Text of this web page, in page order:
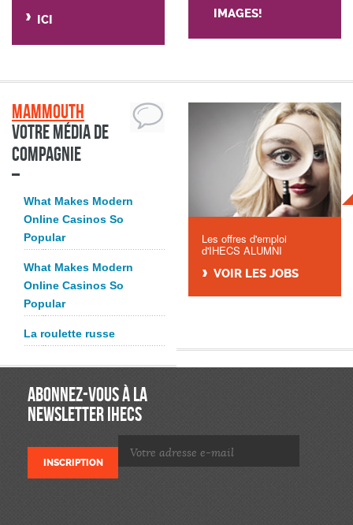
ICI
IMAGES!
Mammouth
Votre média de
compagnie
What Makes Modern
Online Casinos So
Popular
What Makes Modern
Online Casinos So
Popular
La roulette russe
Les offres d'emploi
d'IHECS ALUMNI
VOIR LES JOBS
ABONNEZ-VOUS À LA
NEWSLETTER IHECS